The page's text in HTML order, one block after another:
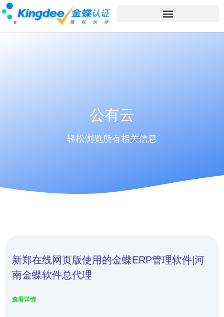
公有云
轻松浏览所有相关信息
新郑在线网页版使用的金蝶ERP管理软件|河
南金蝶软件总代理
查看详情